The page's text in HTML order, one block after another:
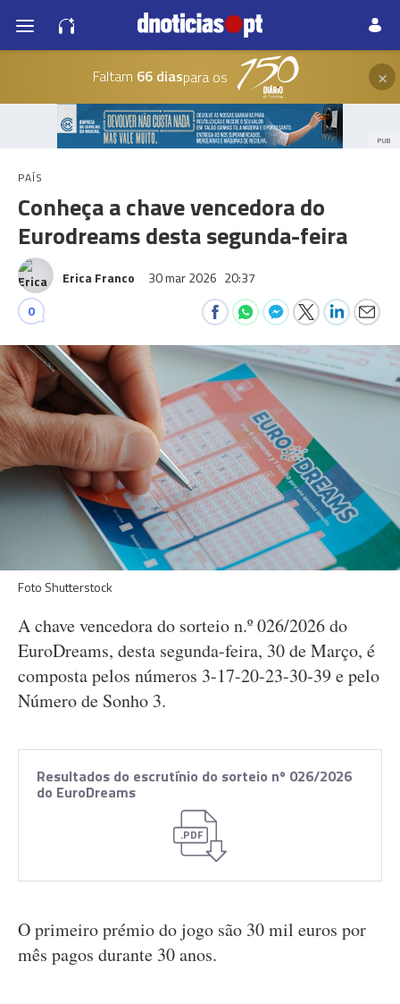
Faltam 66 diaspara os ×
PUB
PAÍS
Conheça a chave vencedora do
Eurodreams desta segunda-feira
Erica Franco 30 mar 2026 20:37
0
Foto Shutterstock
A chave vencedora do sorteio n.º 026/2026 do
EuroDreams, desta segunda-feira, 30 de Março, é
composta pelos números 3-17-20-23-30-39 e pelo
Número de Sonho 3.
.PDF
Resultados do escrutínio do sorteio nº 026/2026
do EuroDreams
O primeiro prémio do jogo são 30 mil euros por
mês pagos durante 30 anos.